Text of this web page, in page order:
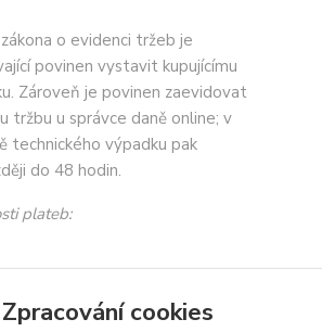
o evidenci tržeb je
povinen vystavit kupujícímu
Zároveň je povinen zaevidovat
tržbu u správce daně online; v
technického výpadku pak
do 48 hodin.
plateb:
Zpracování cookies